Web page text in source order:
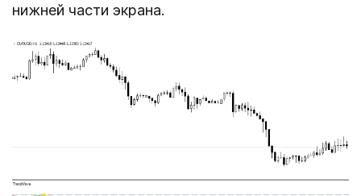
нижней части экрана.